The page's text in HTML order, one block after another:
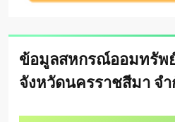
ข้อมูลสหกรณ์ออมทรัพ
จังหวัดนครราชสีมา จ